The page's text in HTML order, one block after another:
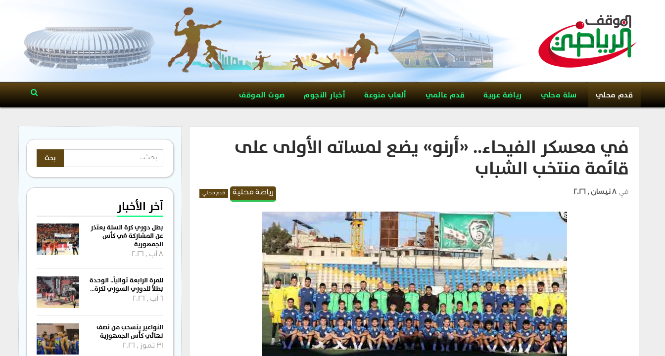
قدم محلي سلة محلي رياضة عربية قدم عالمي ألعاب منوعة أخبار النجوم صوت الموقف
في معسكر الفيحاء.. «أرنو» يضع لمساته الأولى على
قائمة منتخب الشباب
رياضة محلية قدم محلي في 8 نيسان , 2026
آخر الأخبار
بطل دوري كرة السلة يعتذر
عن المشاركة في كأس
الجمهورية
8 آب , 2026
للمرة الرابعة توالياً.. الوحدة
بطلاً للدوري السوري لكرة…
6 آب , 2026
النواعير ينسحب من نصف
نهائي كأس الجمهورية
31 تموز , 2026